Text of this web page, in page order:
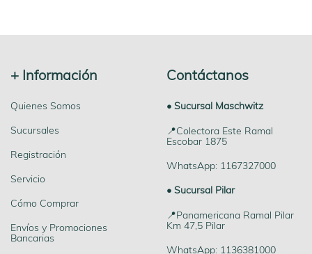
+ Información
Quienes Somos
Sucursales
Registración
Servicio
Cómo Comprar
Envíos y Promociones
Bancarias
Contáctanos
• Sucursal Maschwitz
📍Colectora Este Ramal
Escobar 1875
WhatsApp: 1167327000
• Sucursal Pilar
📍Panamericana Ramal Pilar
Km 47,5 Pilar
WhatsApp: 1136381000